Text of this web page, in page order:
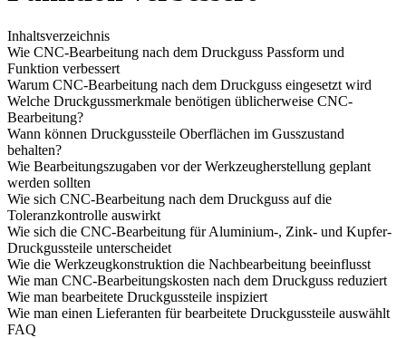
Inhaltsverzeichnis
Wie CNC-Bearbeitung nach dem Druckguss Passform und
Funktion verbessert
Warum CNC-Bearbeitung nach dem Druckguss eingesetzt wird
Welche Druckgussmerkmale benötigen üblicherweise CNC-
Bearbeitung?
Wann können Druckgussteile Oberflächen im Gusszustand
behalten?
Wie Bearbeitungszugaben vor der Werkzeugherstellung geplant
werden sollten
Wie sich CNC-Bearbeitung nach dem Druckguss auf die
Toleranzkontrolle auswirkt
Wie sich die CNC-Bearbeitung für Aluminium-, Zink- und Kupfer-
Druckgussteile unterscheidet
Wie die Werkzeugkonstruktion die Nachbearbeitung beeinflusst
Wie man CNC-Bearbeitungskosten nach dem Druckguss reduziert
Wie man bearbeitete Druckgussteile inspiziert
Wie man einen Lieferanten für bearbeitete Druckgussteile auswählt
FAQ